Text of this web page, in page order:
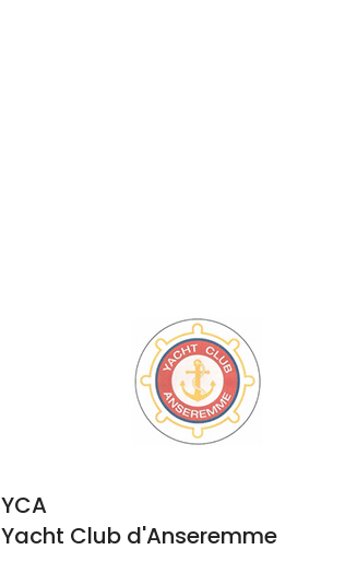
YCA
Yacht Club d'Anseremme